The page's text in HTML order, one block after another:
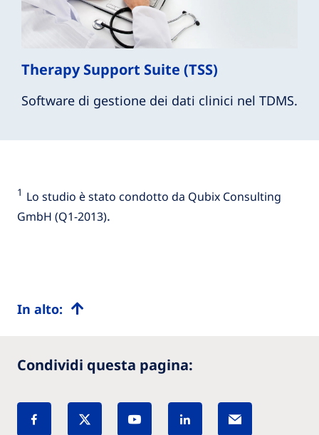
Therapy Support Suite (TSS)
Software di gestione dei dati clinici nel TDMS.
1 Lo studio è stato condotto da Qubix Consulting
GmbH (Q1-2013).
In alto:
Condividi questa pagina: